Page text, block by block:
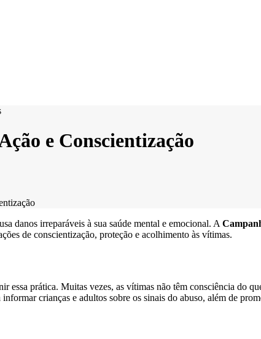
e Conscientização
danos irreparáveis à sua saúde mental e emocional. A
de conscientização, proteção e acolhimento às vítimas.
prática. Muitas vezes, as vítimas não têm consciência do
crianças e adultos sobre os sinais do abuso, além de